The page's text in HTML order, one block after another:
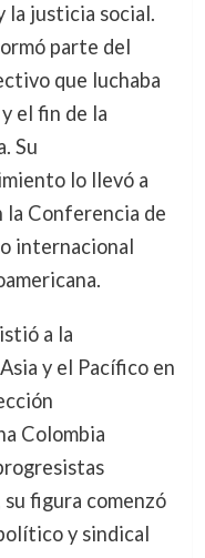
la justicia social.
parte del
que luchaba
el fin de la
Su
lo llevó a
la Conferencia de
internacional
a la
y el Pacífico en
Colombia
figura comenzó
y sindical